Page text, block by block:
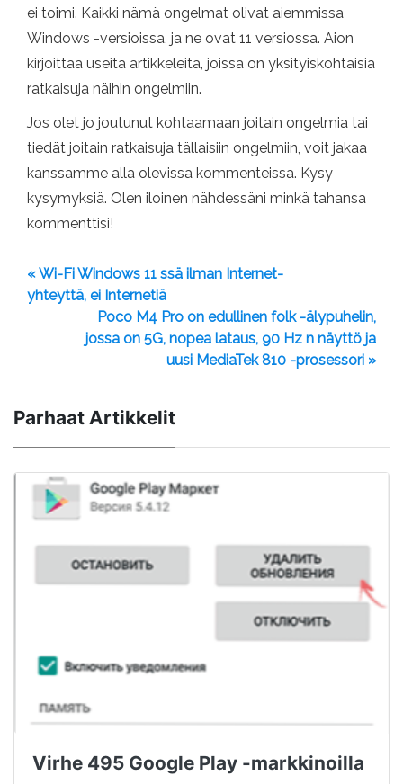
ei toimi. Kaikki nämä ongelmat olivat aiemmissa
Windows -versioissa, ja ne ovat 11 versiossa. Aion
kirjoittaa useita artikkeleita, joissa on yksityiskohtaisia
​​ratkaisuja näihin ongelmiin.
Jos olet jo joutunut kohtaamaan joitain ongelmia tai
tiedät joitain ratkaisuja tällaisiin ongelmiin, voit jakaa
kanssamme alla olevissa kommenteissa. Kysy
kysymyksiä. Olen iloinen nähdessäni minkä tahansa
kommenttisi!
« Wi-Fi Windows 11 ssä ilman Internet-
yhteyttä, ei Internetiä
Poco M4 Pro on edullinen folk -älypuhelin,
jossa on 5G, nopea lataus, 90 Hz n näyttö ja
uusi MediaTek 810 -prosessori »
Parhaat Artikkelit
Virhe 495 Google Play -markkinoilla